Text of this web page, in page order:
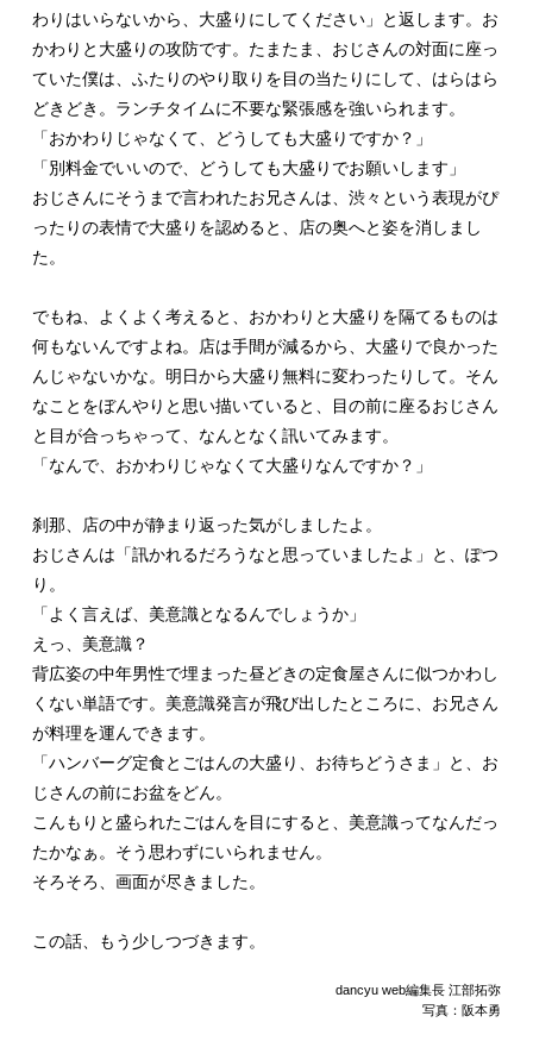
わりはいらないから、大盛りにしてください」と返します。お
かわりと大盛りの攻防です。たまたま、おじさんの対面に座っ
ていた僕は、ふたりのやり取りを目の当たりにして、はらはら
どきどき。ランチタイムに不要な緊張感を強いられます。
「おかわりじゃなくて、どうしても大盛りですか？」
「別料金でいいので、どうしても大盛りでお願いします」
おじさんにそうまで言われたお兄さんは、渋々という表現がぴ
ったりの表情で大盛りを認めると、店の奥へと姿を消しまし
た。
でもね、よくよく考えると、おかわりと大盛りを隔てるものは
何もないんですよね。店は手間が減るから、大盛りで良かった
んじゃないかな。明日から大盛り無料に変わったりして。そん
なことをぼんやりと思い描いていると、目の前に座るおじさん
と目が合っちゃって、なんとなく訊いてみます。
「なんで、おかわりじゃなくて大盛りなんですか？」
刹那、店の中が静まり返った気がしましたよ。
おじさんは「訊かれるだろうなと思っていましたよ」と、ぽつ
り。
「よく言えば、美意識となるんでしょうか」
えっ、美意識？
背広姿の中年男性で埋まった昼どきの定食屋さんに似つかわし
くない単語です。美意識発言が飛び出したところに、お兄さん
が料理を運んできます。
「ハンバーグ定食とごはんの大盛り、お待ちどうさま」と、お
じさんの前にお盆をどん。
こんもりと盛られたごはんを目にすると、美意識ってなんだっ
たかなぁ。そう思わずにいられません。
そろそろ、画面が尽きました。
この話、もう少しつづきます。
dancyu web編集長 江部拓弥
写真：阪本勇